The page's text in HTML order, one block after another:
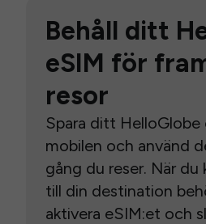
Behåll ditt
eSIM för
resor
Spara ditt HelloGlobe
mobilen och använd
gång du reser. När du
till din destination
aktivera eSIM:et och